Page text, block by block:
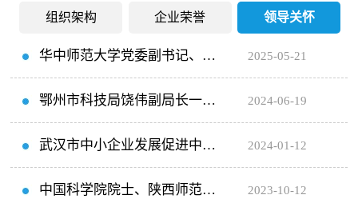
业
引
业
通
组织架构 企业荣誉 领导关怀
2025-05-21
华中师范大学党委副书记、校
长彭双阶莅临华师科技园调研指
导工作
2024-06-19
鄂州市科技局饶伟副局长一行
来华师科技园调研交流 2024-01-12
武汉市中小企业发展促进中心
副主任程博一行来华师科技园工 2023-10-12
中国科学院院士、陕西师范大